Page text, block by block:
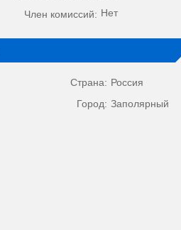
Член комиссий: Нет
Страна: Россия
Город: Заполярный